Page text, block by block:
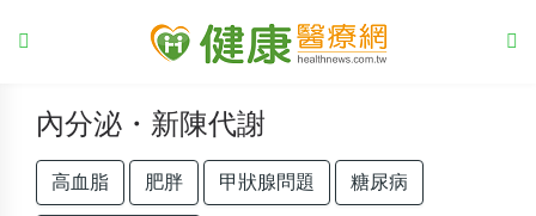
內分泌・新陳代謝
高血脂 肥胖 甲狀腺問題 糖尿病